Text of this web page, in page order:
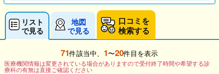
リスト
で見る
地図
で見る
口コミを
検索する
71件該当中、 1〜20件目を表示
医療機関情報は変更されている場合がありますので受付終了時間や希望する診
療科の有無は直接ご確認ください